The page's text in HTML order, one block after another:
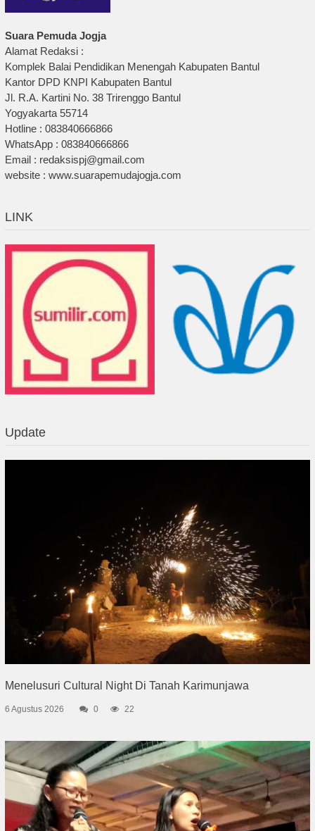
Suara Pemuda Jogja
Alamat Redaksi :
Komplek Balai Pendidikan Menengah Kabupaten Bantul
Kantor DPD KNPI Kabupaten Bantul
Jl. R.A. Kartini No. 38 Trirenggo Bantul
Yogyakarta 55714
Hotline : 083840666866
WhatsApp : 083840666866
Email : redaksispj@gmail.com
website : www.suarapemudajogja.com
LINK
Update
Menelusuri Cultural Night Di Tanah Karimunjawa
6 Agustus 2026 0 22